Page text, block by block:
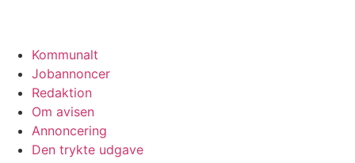
Kommunalt
Jobannoncer
Redaktion
Om avisen
Annoncering
Den trykte udgave